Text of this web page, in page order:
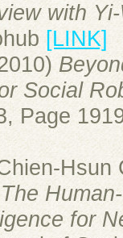
with
[LINK]
Social
Page
Hsun
for